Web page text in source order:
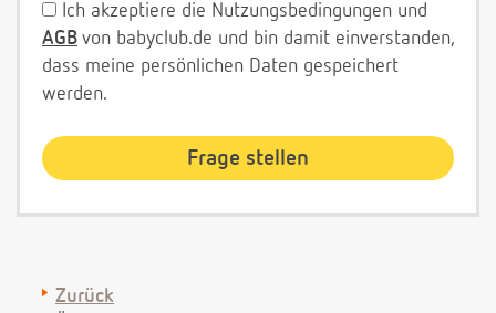
Ich akzeptiere die Nutzungsbedingungen und
AGB von babyclub.de und bin damit einverstanden,
dass meine persönlichen Daten gespeichert
werden.
Zurück